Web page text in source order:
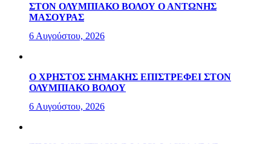
ΣΤΟΝ ΟΛΥΜΠΙΑΚΟ ΒΟΛΟΥ Ο ΑΝΤΩΝΗΣ
ΜΑΣΟΥΡΑΣ
6 Αυγούστου, 2026
Ο ΧΡΗΣΤΟΣ ΣΗΜΑΚΗΣ ΕΠΙΣΤΡΕΦΕΙ ΣΤΟΝ
ΟΛΥΜΠΙΑΚΟ ΒΟΛΟΥ
6 Αυγούστου, 2026